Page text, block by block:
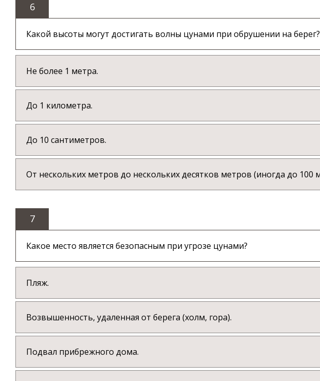
6
Какой высоты могут достигать волны цунами при обрушении на берег?
Не более 1 метра.
До 1 километра.
До 10 сантиметров.
От нескольких метров до нескольких десятков метров (иногда до 100
7
Какое место является безопасным при угрозе цунами?
Пляж.
Возвышенность, удаленная от берега (холм, гора).
Подвал прибрежного дома.